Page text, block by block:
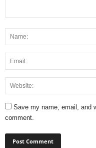
Save my name, email, and
comment.